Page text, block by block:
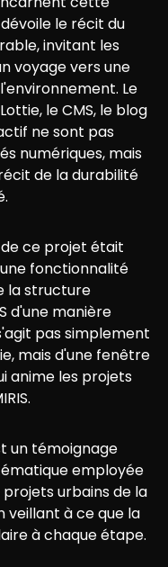
le récit du
invitant les
voyage vers une
Le
le CMS, le blog
ne sont pas
numériques, mais
de la durabilité
ce projet était
fonctionnalité
la structure
d'une manière
pas simplement
mais d'une fenêtre
anime les projets
un témoignage
employée
projets urbains de la
veillant à ce que la
à chaque étape.